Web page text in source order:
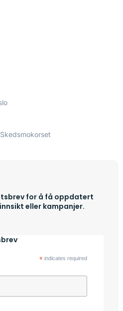
for å få oppdatert
eller kampanjer.
*indicates required